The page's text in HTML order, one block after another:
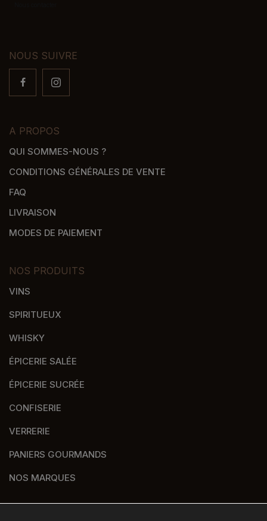
NOUS SUIVRE
A PROPOS
QUI SOMMES-NOUS ?
CONDITIONS GÉNÉRALES DE VENTE
FAQ
LIVRAISON
MODES DE PAIEMENT
NOS PRODUITS
VINS
SPIRITUEUX
WHISKY
ÉPICERIE SALÉE
ÉPICERIE SUCRÉE
CONFISERIE
VERRERIE
PANIERS GOURMANDS
NOS MARQUES